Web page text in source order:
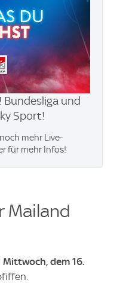
Bundesliga und
Sport!
mehr Live-
für mehr Infos!
Mailand
Mittwoch, dem 16.